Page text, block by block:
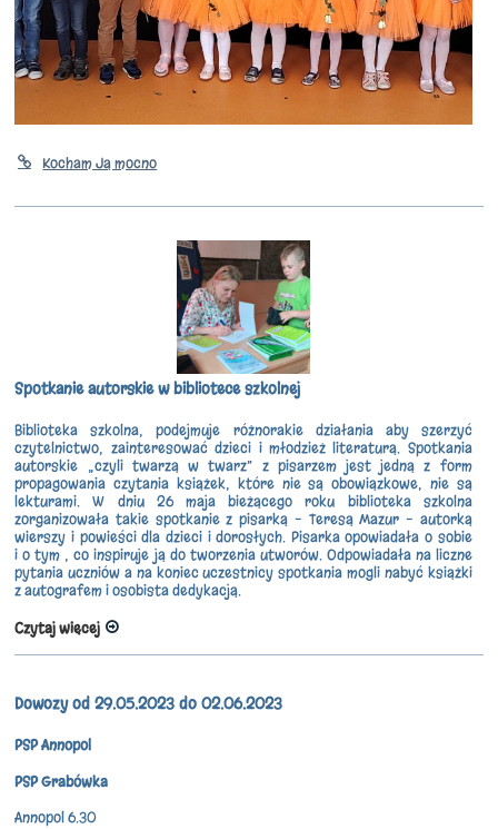
Kocham Ją mocno
Spotkanie autorskie w bibliotece szkolnej
Biblioteka szkolna, podejmuje różnorakie działania aby szerzyć
czytelnictwo, zainteresować dzieci i młodzież literaturą. Spotkania
autorskie „czyli twarzą w twarz” z pisarzem jest jedną z form
propagowania czytania książek, które nie są obowiązkowe, nie są
lekturami. W dniu 26 maja bieżącego roku biblioteka szkolna
zorganizowała takie spotkanie z pisarką – Teresą Mazur – autorką
wierszy i powieści dla dzieci i dorosłych. Pisarka opowiadała o sobie
i o tym , co inspiruje ją do tworzenia utworów. Odpowiadała na liczne
pytania uczniów a na koniec uczestnicy spotkania mogli nabyć książki
z autografem i osobista dedykacją.
Czytaj więcej
Dowozy od 29.05.2023 do 02.06.2023
PSP Annopol
PSP Grabówka
Annopol 6.30